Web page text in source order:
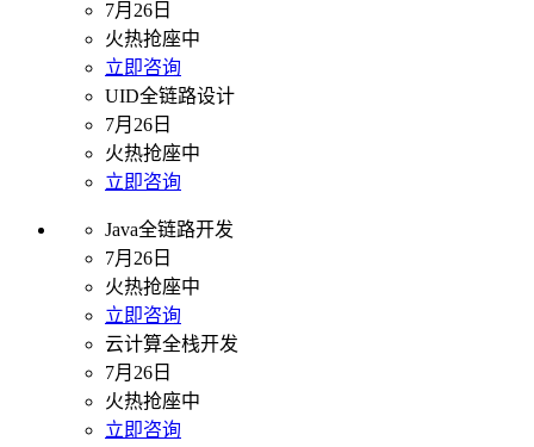
7月26日
火热抢座中
立即咨询
UID全链路设计
7月26日
火热抢座中
立即咨询
Java全链路开发
7月26日
火热抢座中
立即咨询
云计算全栈开发
7月26日
火热抢座中
立即咨询